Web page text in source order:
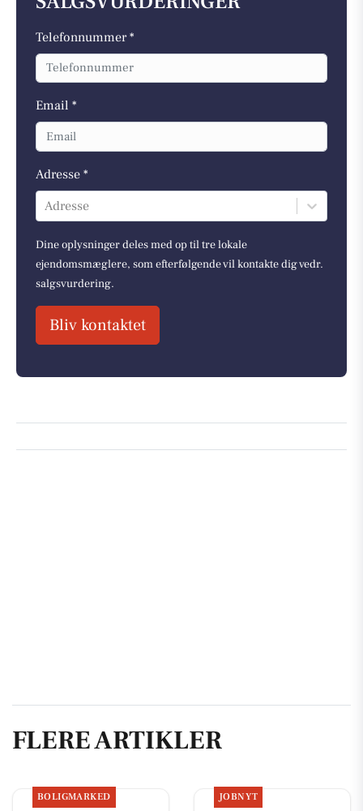
Telefonnummer *
Email *
Adresse *
Adresse
Dine oplysninger deles med op til tre lokale
ejendomsmæglere, som efterfølgende vil kontakte dig vedr.
salgsvurdering.
Bliv kontaktet
FLERE ARTIKLER
BOLIGMARKED JOBNYT